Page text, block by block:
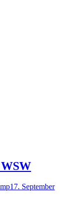
17. September